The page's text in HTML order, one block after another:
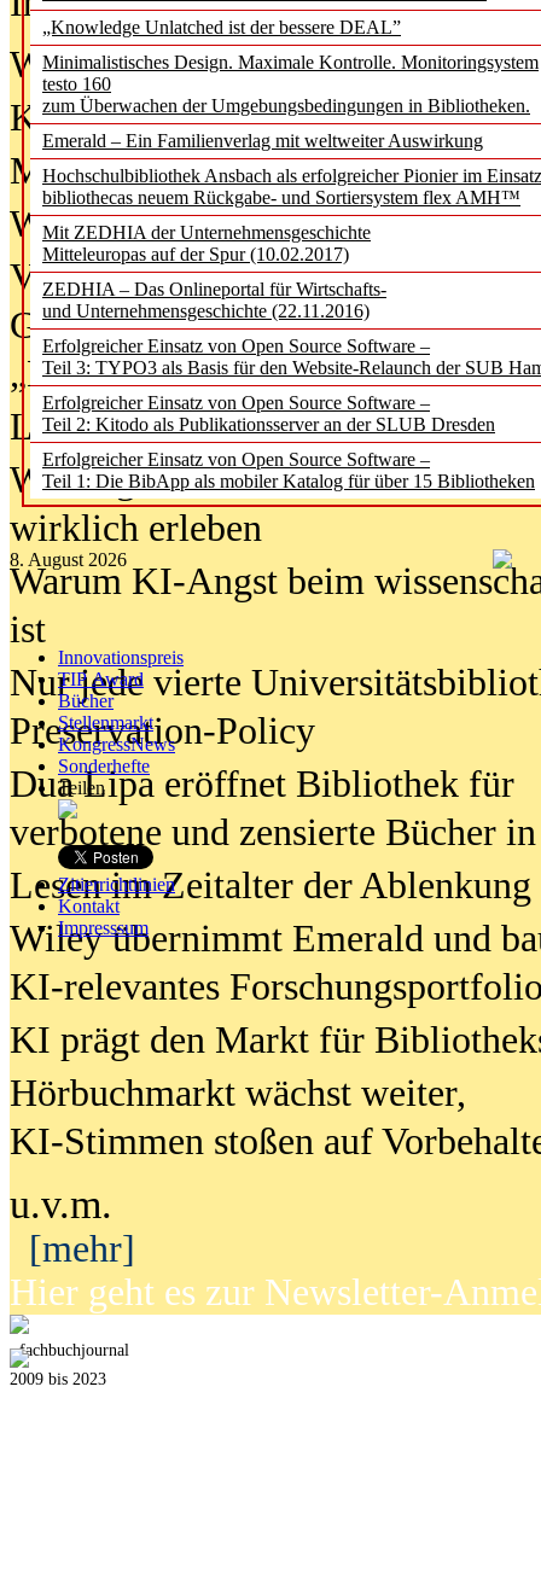
„Knowledge Unlatched ist der bessere DEAL”
Minimalistisches Design. Maximale Kontrolle. Monitoringsystem
testo 160
zum Überwachen der Umgebungsbedingungen in Bibliotheken.
Emerald – Ein Familienverlag mit weltweiter Auswirkung
Hochschulbibliothek Ansbach als erfolgreicher Pionier im
bibliothecas neuem Rückgabe- und Sortiersystem flex AMH™
Mit ZEDHIA der Unternehmensgeschichte
Mitteleuropas auf der Spur (10.02.2017)
ZEDHIA – Das Onlineportal für Wirtschafts-
und Unternehmensgeschichte (22.11.2016)
Erfolgreicher Einsatz von Open Source Software –
Teil 3: TYPO3 als Basis für den Website-Relaunch der SUB
Erfolgreicher Einsatz von Open Source Software –
Teil 2: Kitodo als Publikationsserver an der SLUB Dresden
Erfolgreicher Einsatz von Open Source Software –
Teil 1: Die BibApp als mobiler Katalog für über 15 Bibliotheken
8. August 2026
Innovationspreis
TIP Award
Bücher
Stellenmarkt
KongressNews
Sonderhefte
Teilen
Zitierrichtlinien
Kontakt
Impresssum
Was Hochschul­bibliotheken von
Kinder in der digitalen Welt
Metadaten als Infrastruktur
Wenn Bots katalogisieren
Von Abschlusskleidern bis
Geisterjagd-Ausrüstung in der
„Library of Things“ unterwegs
Lesen als Infrastrukturaufgabe
Wie Jugendliche Social Media
wirklich erleben
Warum KI-Angst beim
ist
Nur jede vierte
Preservation-Policy
Dua Lipa eröffnet Bibliothek für
verbotene und zensierte Bücher
Lesen im Zeitalter der Ablenkung
Wiley übernimmt Emerald und
KI-relevantes
KI prägt den Markt für
Hörbuchmarkt wächst weiter,
KI-Stimmen stoßen auf
u.v.m.
[mehr]
Hier geht es zur Newsletter-
fachbuchjournal
2009 bis 2023